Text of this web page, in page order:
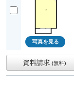
写真を見る
資料請求 (無料)